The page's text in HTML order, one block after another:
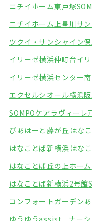
ニチイホーム東戸塚
ニチイホーム上星川 サ
ツクイ・サンシャイン
イリーゼ横浜仲町台イ
イリーゼ横浜センター南
エクセルシオール横浜
SOMPOケアラヴィーレ
ぴあはーと藤が丘 はな
はなことば新横浜 はな
はなことば丘の上ホーム
はなことば新横浜2号館
コンフォートガーデン
ゆうゆうassist ナーシ